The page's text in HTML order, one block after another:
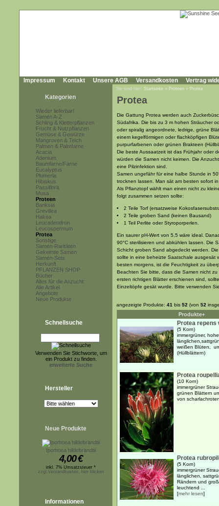
Impressum Kontakt Unsere AGB Versandkosten Vertrag
Kategorien
Wieder lieferbar!
Samen A-Z
Schling & Kletterpflanzen
Frucht & Nutzpflanzen
Gemüse & Gewürze
Mangroven & Teich
Palmen & Palmfarne
Acacia
Adenium
Baumfarne/Farne
Eucalyptus
Plumeria
Hibiskus
Passiflora
Musa
Proteen
Banksia
Grevillea
Hakea
Leucadendron
Leucospermum
Protea
Sonstige
Samen-Raritäten
Gekeimte Samen
Samen-Sets
Herkunft
PFLANZEN SHOP
Bücher
Alles für die Anzucht
Alle Artikel
Angebote
Neue Produkte
Schnellsuche
Verwenden Sie Stichworte, um
ein Produkt zu finden.
erweiterte Suche
Hersteller
Neue Produkte
Ipomoea hildebrandtii
4,00€
inkl. 7% Umsatzsteuer *
zzgl.Versandkosten, hier klicken
Informationen
Sie sind hier: Startseite » Proteen » Protea
Protea
Die Gattung Protea werden auch
Südafrika. Die bis zu 3 m hohen Sträucher
oder spiralig angeordnete, ledrige, grüne
einem kegelförmigen oder flachköpfigen
purpurfarbenen oder grünen Brakteen
Die beste Aussaatzeit ist das Frühjahr oder
würden die Samen nicht keimen. Die
eine Pilzinfektion sind.
Samen ungefähr für eine halbe Stunde in
trocknen lassen. Man sät am besten sofort
Als Pflanztopf wählt man einen nicht zu
folgt zusammen setzen sollte:
2 Teile Torf (ersatzweise
2 Teile groben Sand (keinen Bausand)
1 Teil Perlite oder Styroporperlen.
Ein saurer pH-Wert von 5,5 wäre ideal.
90°C sterilisieren und abkühlen lassen. Die
Schicht groben Sand abgedeckt werden.
sollte in eine beheizte Saatschale ausgesät
besten morgens, ist die Feuchtigkeit zu
Beachten Sie bitte, dass die Samen nicht
ersten richtigen Blätter erschienen sind,
Einzeltöpfe gesät wurde. Bitte verwenden
angezeigte Produkte: 41 bis 52 (von 52
Produkte+
Protea repens
(5 Korn)
immergrüner,
weißen Blüten,
(Hüllblättern)
Protea
(10 Korn)
immergrüner
grünen Blättern
von
Protea
(5 Korn)
immergrüner
länglichen,
Rändern und
leuchtend ...
[mehr lesen]